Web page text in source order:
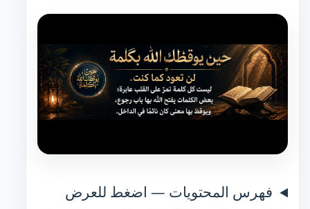
فهرس المحتويات — اضغط للعرض